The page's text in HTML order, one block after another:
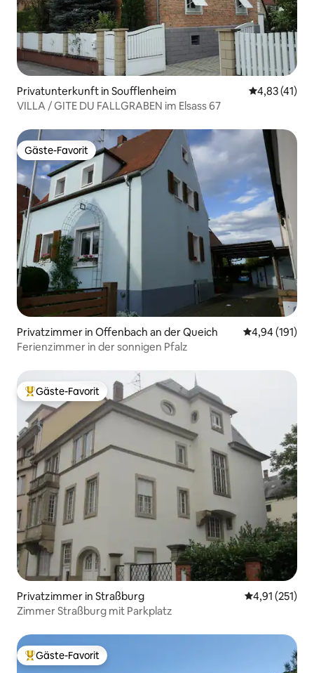
Privatunterkunft in Soufflenheim
4,83 (41)
VILLA / GITE DU FALLGRABEN im Elsass 67
Gäste-Favorit
Gäste-Favorit
Privatzimmer in Offenbach an der Queich
4,94 (191)
Ferienzimmer in der sonnigen Pfalz
Beliebter Gäste-Favorit.
Gäste-Favorit
Privatzimmer in Straßburg
4,91 (251)
Zimmer Straßburg mit Parkplatz
Beliebter Gäste-Favorit.
Gäste-Favorit